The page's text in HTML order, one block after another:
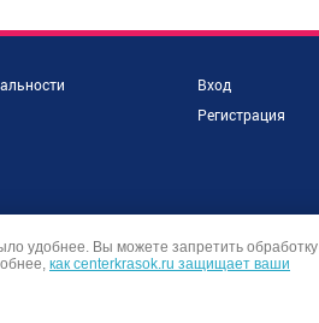
Вход
Регистрация
удобнее. Вы можете запретить обработку
как centerkrasok.ru защищает ваши